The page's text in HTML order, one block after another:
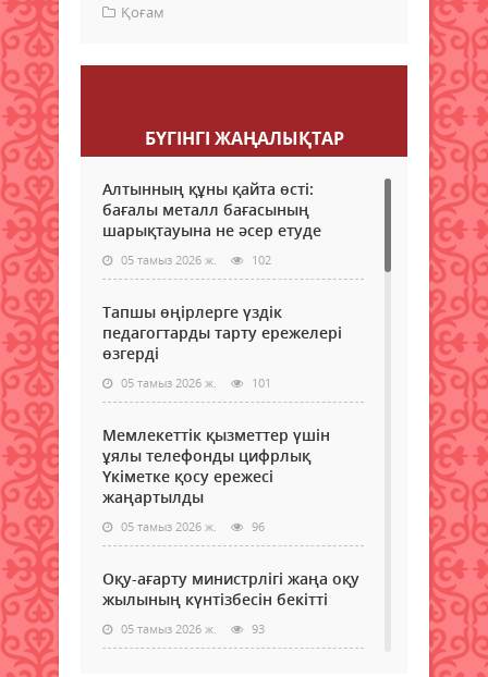
Қоғам
БҮГІНГI ЖАҢАЛЫҚТАР
Алтынның құны қайта өсті:
бағалы металл бағасының
шарықтауына не әсер етуде
05 тамыз 2026 ж. 102
Тапшы өңірлерге үздік
педагогтарды тарту ережелері
өзгерді
05 тамыз 2026 ж. 101
Мемлекеттік қызметтер үшін
ұялы телефонды цифрлық
Үкіметке қосу ережесі
жаңартылды
05 тамыз 2026 ж. 96
Оқу-ағарту министрлігі жаңа оқу
жылының күнтізбесін бекітті
05 тамыз 2026 ж. 93